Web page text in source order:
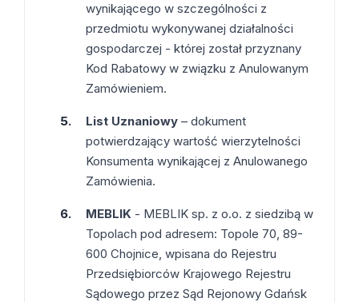
wynikającego w szczególności z
przedmiotu wykonywanej działalności
gospodarczej - której został przyznany
Kod Rabatowy w związku z Anulowanym
Zamówieniem.
List Uznaniowy – dokument
potwierdzający wartość wierzytelności
Konsumenta wynikającej z Anulowanego
Zamówienia.
MEBLIK - MEBLIK sp. z o.o. z siedzibą w
Topolach pod adresem: Topole 70, 89-
600 Chojnice, wpisana do Rejestru
Przedsiębiorców Krajowego Rejestru
Sądowego przez Sąd Rejonowy Gdańsk